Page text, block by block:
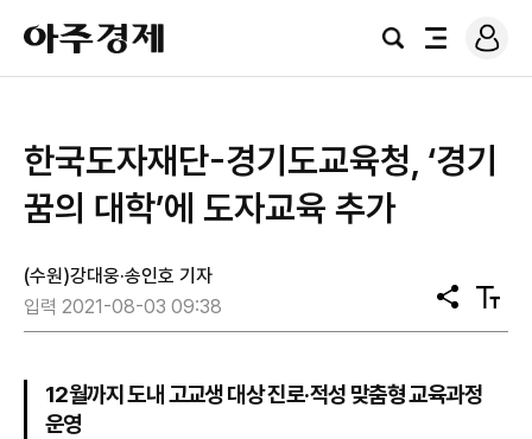
아
주
경
검
전
로
그
한국도자재단-경기도교육청, ‘경기
꿈의 대학’에 도자교육 추가
(수원)강대웅·송인호 기자
입력 2021-08-03 09:38
공
유
텍
스
12월까지 도내 고교생 대상 진로·적성 맞춤형 교육과정
운영